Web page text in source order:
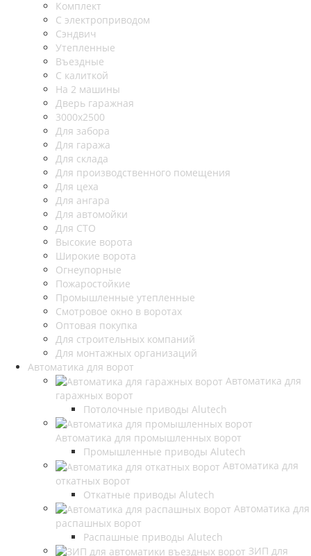
Комплект
С электроприводом
Сэндвич
Утепленные
Въездные
С калиткой
На 2 машины
Дверь гаражная
3000х2500
Для забора
Для гаража
Для склада
Для производственного помещения
Для цеха
Для ангара
Для автомойки
Для СТО
Высокие ворота
Широкие ворота
Огнеупорные
Пожаростойкие
Промышленные утепленные
Смотровое окно в воротах
Оптовая покупка
Для строительных компаний
Для монтажных организаций
Автоматика для ворот
Автоматика для
гаражных ворот
Потолочные приводы Alutech
Автоматика для промышленных ворот
Промышленные приводы Alutech
Автоматика для
откатных ворот
Откатные приводы Alutech
Автоматика для
распашных ворот
Распашные приводы Alutech
ЗИП для